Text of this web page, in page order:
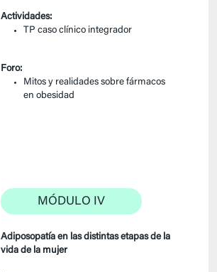
Actividades:
TP caso clínico integrador
Foro:
Mitos y realidades sobre fármacos
en obesidad
MÓDULO IV
Adiposopatía en las distintas etapas de la
vida de la mujer